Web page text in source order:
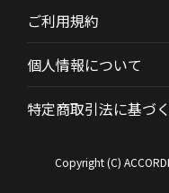
ご利用規約
個人情報について
特定商取引法に基づ
Copyright (C)